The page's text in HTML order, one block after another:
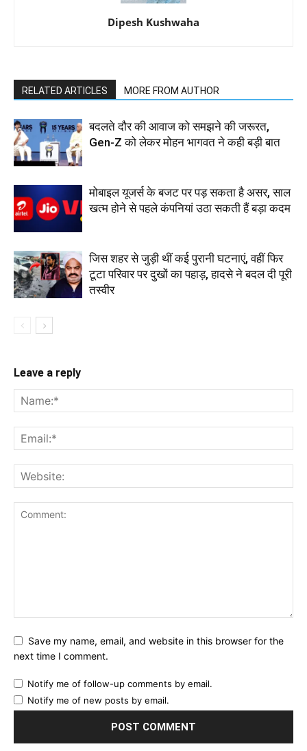
Dipesh Kushwaha
RELATED ARTICLES MORE FROM AUTHOR
बदलते दौर की आवाज को समझने की जरूरत,
Gen-Z को लेकर मोहन भागवत ने कही बड़ी बात
मोबाइल यूजर्स के बजट पर पड़ सकता है असर, साल
खत्म होने से पहले कंपनियां उठा सकती हैं बड़ा कदम
जिस शहर से जुड़ी थीं कई पुरानी घटनाएं, वहीं फिर
टूटा परिवार पर दुखों का पहाड़, हादसे ने बदल दी पूरी
तस्वीर
Leave a reply
Save my name, email, and website in this browser for the
next time I comment.
Notify me of follow-up comments by email.
Notify me of new posts by email.